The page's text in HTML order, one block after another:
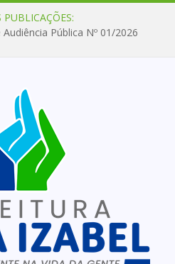
Pública Nº 01/2026